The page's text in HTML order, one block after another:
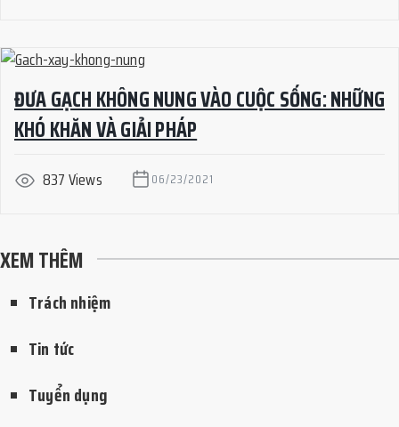
ĐƯA GẠCH KHÔNG NUNG VÀO CUỘC SỐNG: NHỮNG
KHÓ KHĂN VÀ GIẢI PHÁP
837 Views 06/23/2021
XEM THÊM
Trách nhiệm
Tin tức
Tuyển dụng